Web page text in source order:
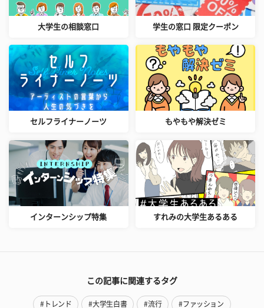
大学生の相談窓口 学生の窓口 限定クーポン
セルフライナーノーツ もやもや解決ゼミ
インターンシップ特集 すれみの大学生あるある
この記事に関連するタグ
#トレンド #大学生白書 #流行 #ファッション